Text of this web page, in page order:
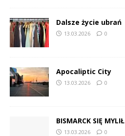
Dalsze życie ubrań
13.03.2026 0
Apocaliptic City
13.03.2026 0
BISMARCK SIĘ MYLIŁ
13.03.2026 0